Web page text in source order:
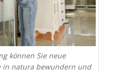
können Sie neue
in natura bewundern und